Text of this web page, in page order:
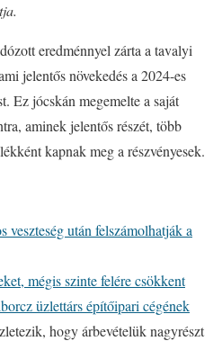
eredménnyel zárta a tavalyi
jelentős növekedés a 2024-es
Ez jócskán megemelte a saját
aminek jelentős részét, több
kapnak meg a részvényesek.
után felszámolhatják a
mégis szinte felére csökkent
üzlettárs építőipari cégének
hogy árbevételük nagyrészt